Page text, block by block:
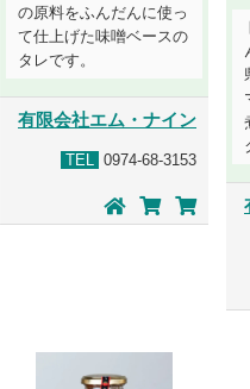
の原料をふんだんに使っ
て仕上げた味噌ベースの
タレです。
有限会社エム・ナイン
TEL 0974-68-3153